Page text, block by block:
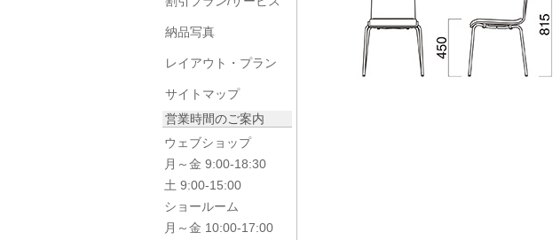
納品写真
レイアウト・プラン
サイトマップ
営業時間のご案内
ウェブショップ
月～金 9:00-18:30
土 9:00-15:00
ショールーム
月～金 10:00-17:00